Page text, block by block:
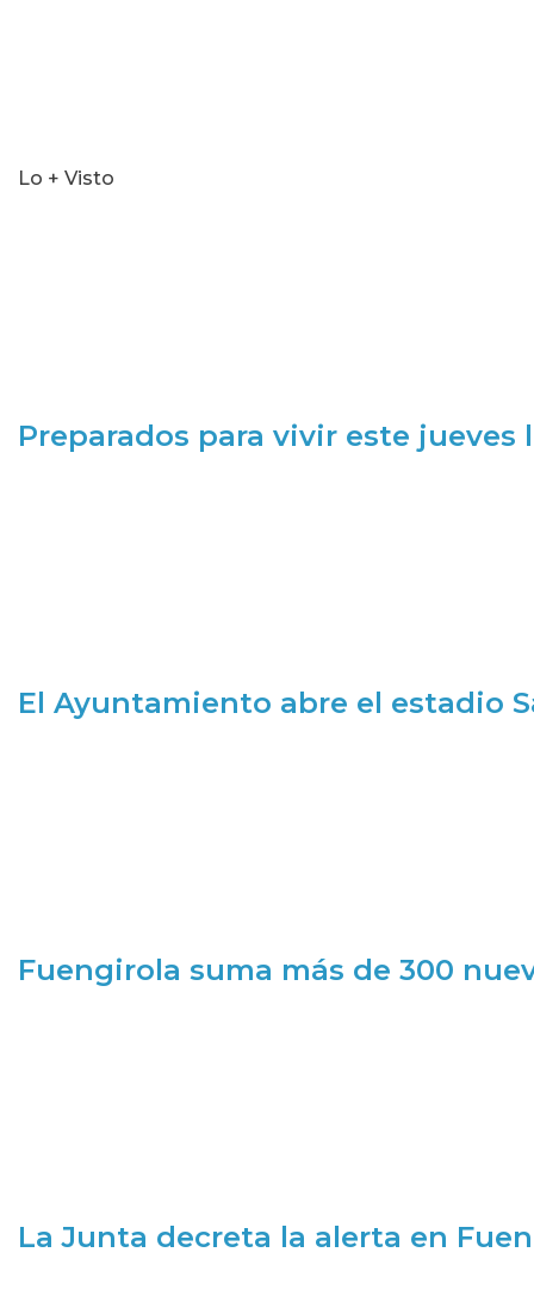
Lo + Visto
Preparados para vivir este jueves
El Ayuntamiento abre el estadio
Fuengirola suma más de 300
La Junta decreta la alerta en